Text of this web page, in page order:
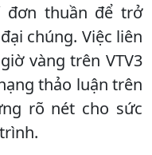
thuần để trở
chúng. Việc liên
vàng trên VTV3
thảo luận trên
rõ nét cho sức